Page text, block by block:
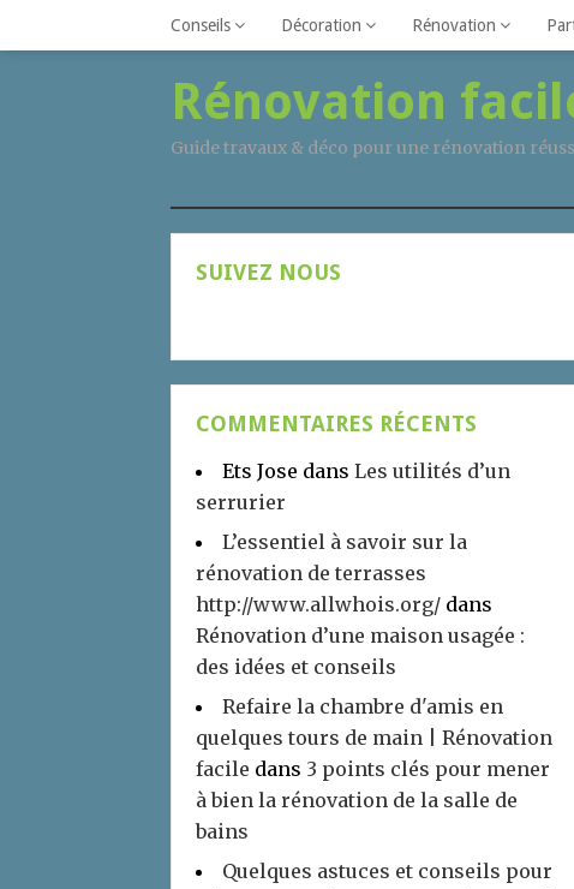
Conseils Décoration Rénovation
Rénovation
Guide travaux & déco pour une rénovation
SUIVEZ NOUS
COMMENTAIRES RÉCENTS
Ets Jose dans Les utilités d’un
serrurier
L’essentiel à savoir sur la
rénovation de terrasses
http://www.allwhois.org/ dans
Rénovation d’une maison usagée :
des idées et conseils
Refaire la chambre d'amis en
quelques tours de main | Rénovation
facile dans 3 points clés pour mener
à bien la rénovation de la salle de
bains
Quelques astuces et conseils pour